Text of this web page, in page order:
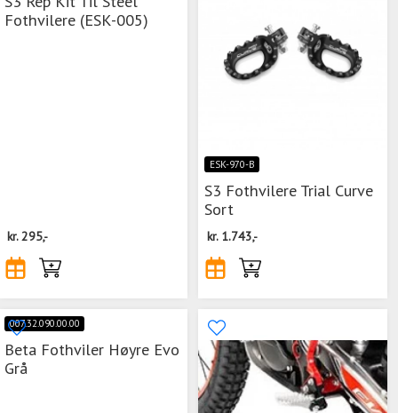
Fothvilere (ESK-005)
kr.295,-
ESK-970-B
S3 Fothvilere Trial Curve
Sort
kr. 1.743,-
007.32.090.00.00
Beta Fothviler Høyre Evo
Grå